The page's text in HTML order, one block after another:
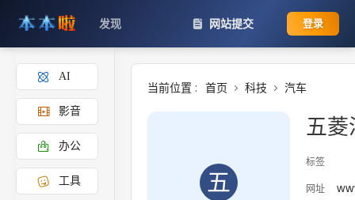
发现 网站提交 登录
AI
影音
办公
工具
当前位置 : 首页 科技 汽车
五
五
标签
网址
添